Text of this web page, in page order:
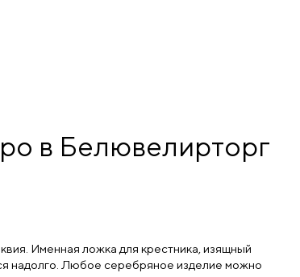
в Белювелирторг
Именная ложка для крестника, изящный
надолго. Любое серебряное изделие можно